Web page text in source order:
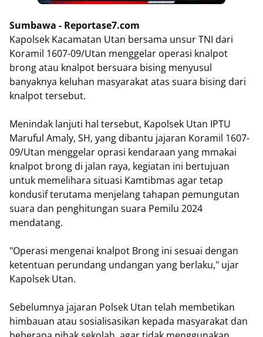
Sumbawa - Reportase7.com
Kapolsek Kacamatan Utan bersama unsur TNI dari
Koramil 1607-09/Utan menggelar operasi knalpot
brong atau knalpot bersuara bising menyusul
banyaknya keluhan masyarakat atas suara bising dari
knalpot tersebut.
Menindak lanjuti hal tersebut, Kapolsek Utan IPTU
Maruful Amaly, SH, yang dibantu jajaran Koramil 1607-
09/Utan menggelar oprasi kendaraan yang mmakai
knalpot brong di jalan raya, kegiatan ini bertujuan
untuk memelihara situasi Kamtibmas agar tetap
kondusif terutama menjelang tahapan pemungutan
suara dan penghitungan suara Pemilu 2024
mendatang.
"Operasi mengenai knalpot Brong ini sesuai dengan
ketentuan perundang undangan yang berlaku," ujar
Kapolsek Utan.
Sebelumnya jajaran Polsek Utan telah membetikan
himbauan atau sosialisasikan kepada masyarakat dan